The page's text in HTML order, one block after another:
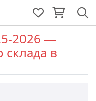
2026 —
склада в